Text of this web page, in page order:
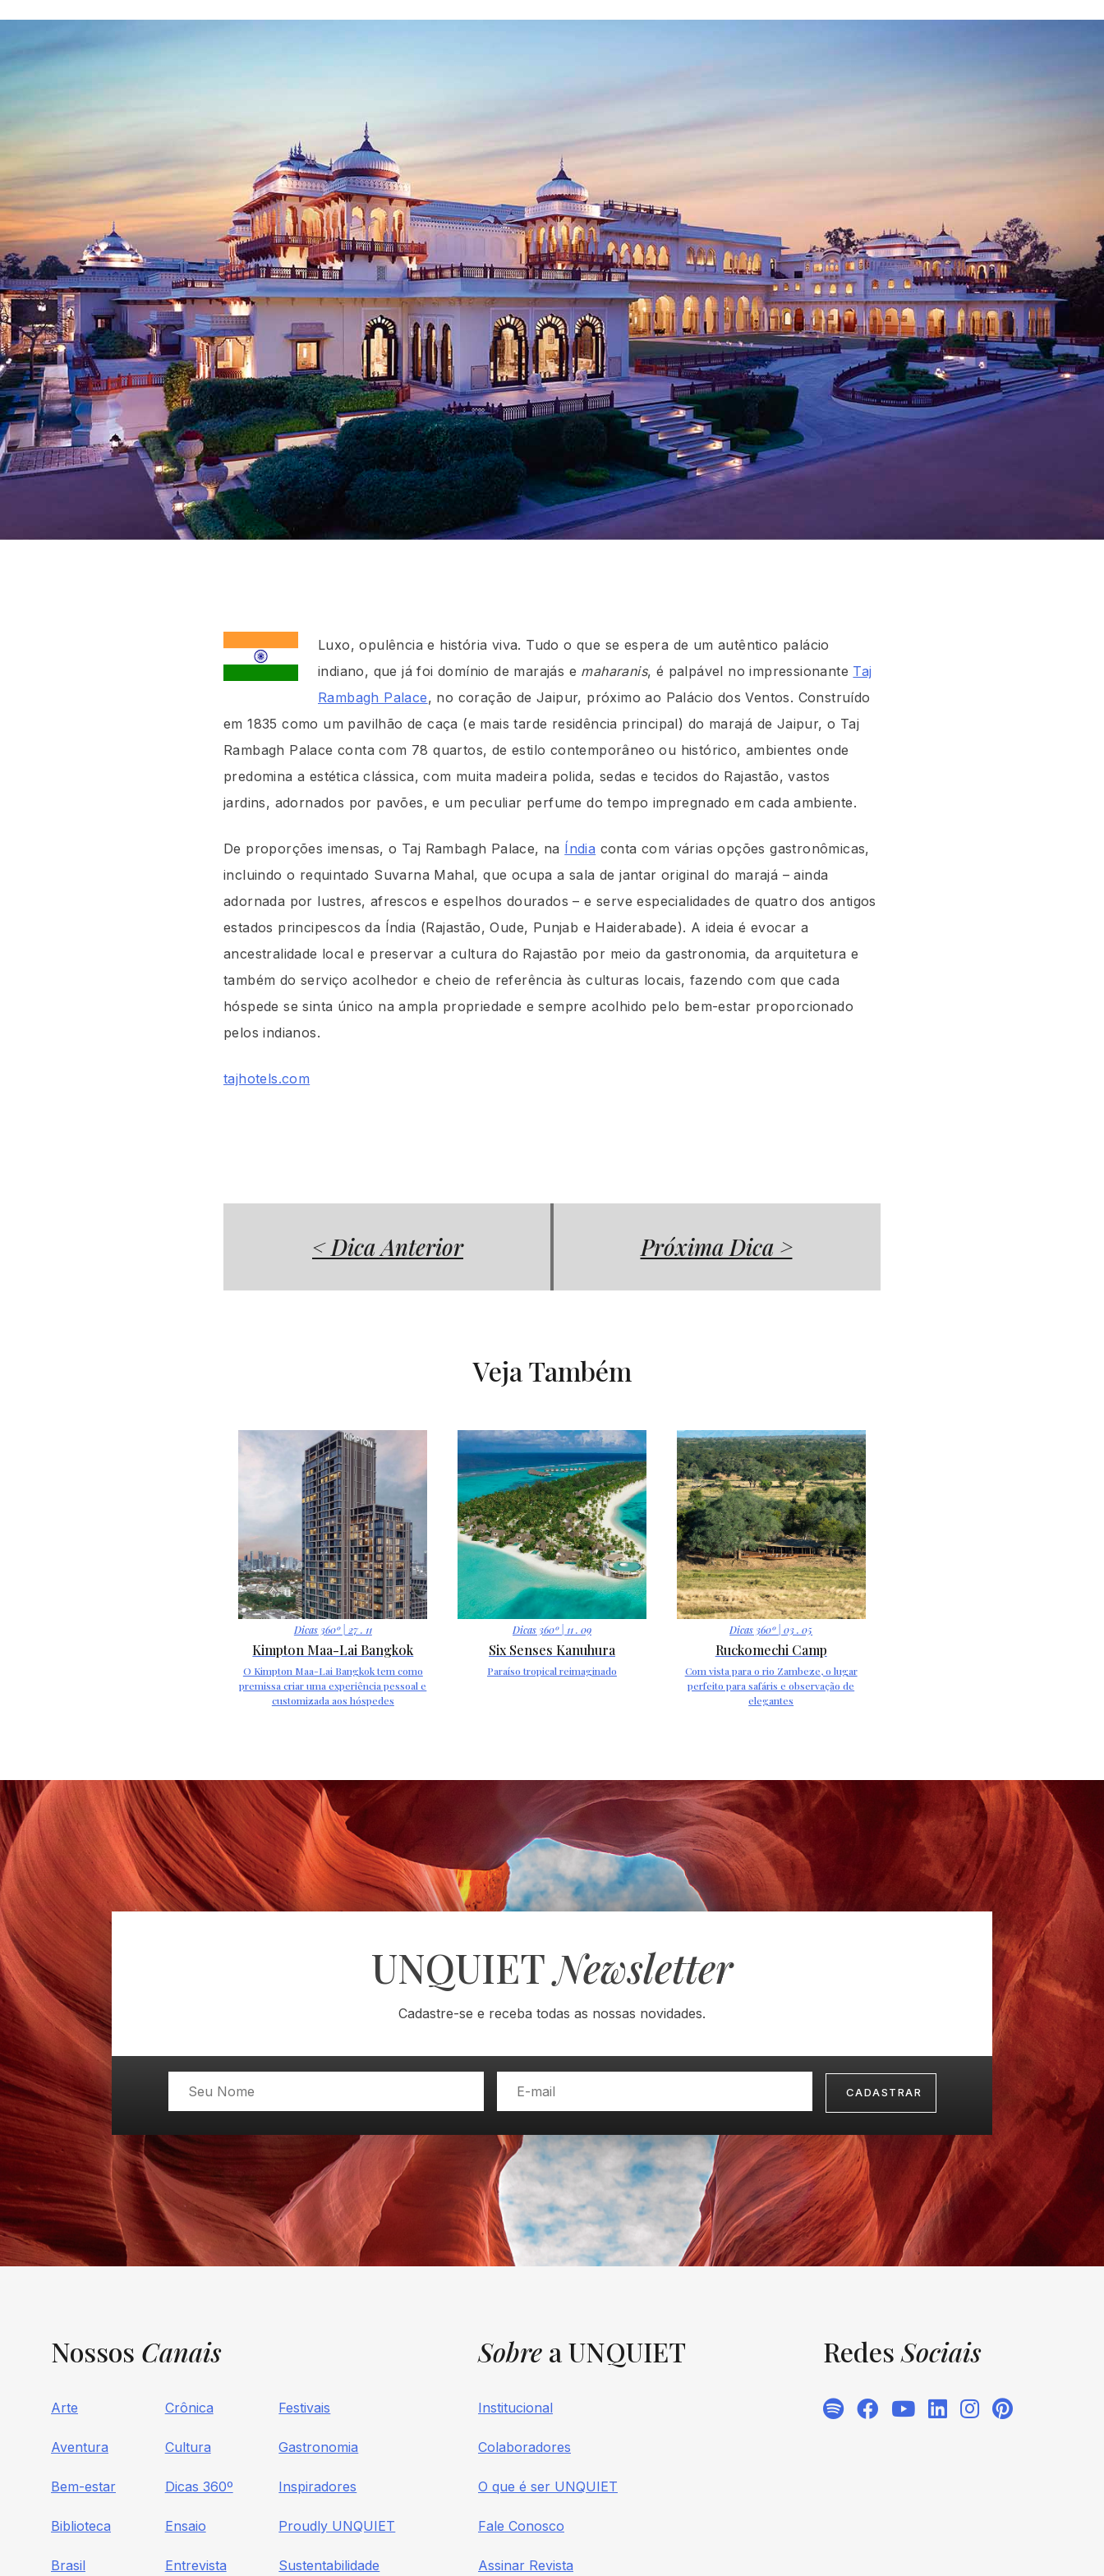
Luxo, opulência e história viva. Tudo o que se espera de um autêntico palácio
indiano, que já foi domínio de marajás e maharanis, é palpável no impressionante Taj
Rambagh Palace, no coração de Jaipur, próximo ao Palácio dos Ventos. Construído
em 1835 como um pavilhão de caça (e mais tarde residência principal) do marajá de Jaipur, o Taj
Rambagh Palace conta com 78 quartos, de estilo contemporâneo ou histórico, ambientes onde
predomina a estética clássica, com muita madeira polida, sedas e tecidos do Rajastão, vastos
jardins, adornados por pavões, e um peculiar perfume do tempo impregnado em cada ambiente.
De proporções imensas, o Taj Rambagh Palace, na Índia conta com várias opções gastronômicas,
incluindo o requintado Suvarna Mahal, que ocupa a sala de jantar original do marajá – ainda
adornada por lustres, afrescos e espelhos dourados – e serve especialidades de quatro dos antigos
estados principescos da Índia (Rajastão, Oude, Punjab e Haiderabade). A ideia é evocar a
ancestralidade local e preservar a cultura do Rajastão por meio da gastronomia, da arquitetura e
também do serviço acolhedor e cheio de referência às culturas locais, fazendo com que cada
hóspede se sinta único na ampla propriedade e sempre acolhido pelo bem-estar proporcionado
pelos indianos.
tajhotels.com
< Dica Anterior Próxima Dica >
Veja Também
Dicas 360º | 27 . 11
Kimpton Maa-Lai Bangkok
O Kimpton Maa-Lai Bangkok tem como
premissa criar uma experiência pessoal e
customizada aos hóspedes
Dicas 360º | 11 . 09
Six Senses Kanuhura
Paraíso tropical reimaginado
Dicas 360º | 03 . 05
Ruckomechi Camp
Com vista para o rio Zambeze, o lugar
perfeito para safáris e observação de
elegantes
UNQUIETNewsletter
Cadastre-se e receba todas as nossas novidades.
Nossos Canais
Arte
Aventura
Bem-estar
Biblioteca
Brasil
Crônica
Cultura
Dicas 360º
Ensaio
Entrevista
Festivais
Gastronomia
Inspiradores
Proudly UNQUIET
Sustentabilidade
Sobre a UNQUIET
Institucional
Colaboradores
O que é ser UNQUIET
Fale Conosco
Assinar Revista
RedesSociais